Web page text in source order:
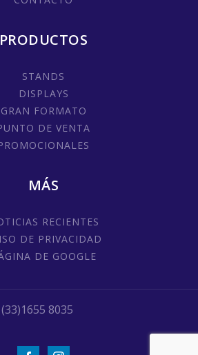
PRODUCTOS
STANDS
DISPLAYS
GRAN FORMATO
DE VENTA
MÁS
RECIENTES
DE PRIVACIDAD
DE GOOGLE
(33)1655 8035